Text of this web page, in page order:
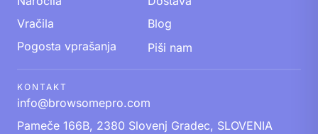
Vračila
Blog
Pogosta vprašanja
Piši nam
KONTAKT
info@browsomepro.com
Pameče 166B, 2380 Slovenj Gradec, SLOVENIA